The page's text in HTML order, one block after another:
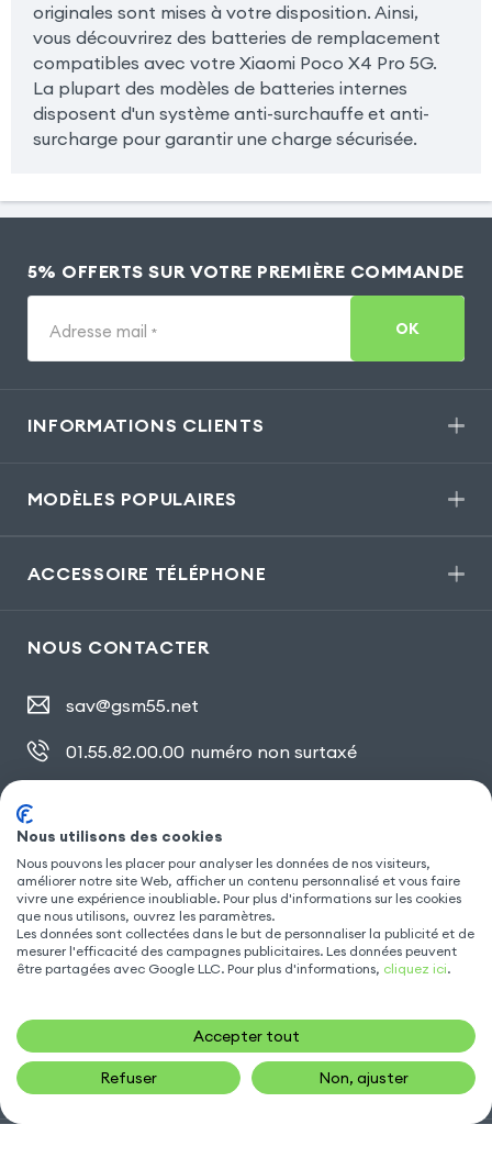
originales sont mises à votre disposition. Ainsi,
vous découvrirez des batteries de remplacement
compatibles avec votre Xiaomi Poco X4 Pro 5G.
La plupart des modèles de batteries internes
disposent d'un système anti-surchauffe et anti-
surcharge pour garantir une charge sécurisée.
5% OFFERTS SUR VOTRE PREMIÈRE COMMANDE
Adresse mail * OK
INFORMATIONS CLIENTS
MODÈLES POPULAIRES
ACCESSOIRE TÉLÉPHONE
NOUS CONTACTER
sav@gsm55.net
01.55.82.00.00 numéro non surtaxé
SUIVEZ NOUS
Nous utilisons des cookies
Nous pouvons les placer pour analyser les données de nos visiteurs,
améliorer notre site Web, afficher un contenu personnalisé et vous faire
vivre une expérience inoubliable. Pour plus d'informations sur les cookies
que nous utilisons, ouvrez les paramètres.
Les données sont collectées dans le but de personnaliser la publicité et de
mesurer l'efficacité des campagnes publicitaires. Les données peuvent
être partagées avec Google LLC. Pour plus d'informations, cliquez ici.
Accepter tout
Refuser Non, ajuster